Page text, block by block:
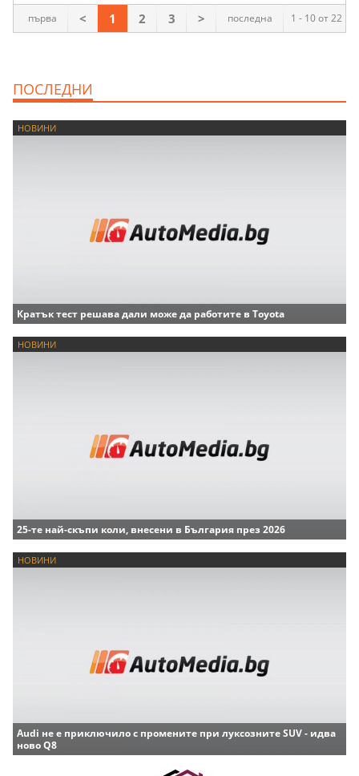
1 - 10 от 22
първа < 1 2 3 > последна
ПОСЛЕДНИ
НОВИНИ
Кратък тест решава дали може да работите в Toyota
НОВИНИ
25-те най-скъпи коли, внесени в България през 2026
НОВИНИ
Audi не е приключило с промените при луксозните SUV - идва
ново Q8